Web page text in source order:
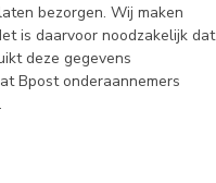
bezorgen. Wij maken
is daarvoor noodzakelijk dat
deze gegevens
Bpost onderaannemers